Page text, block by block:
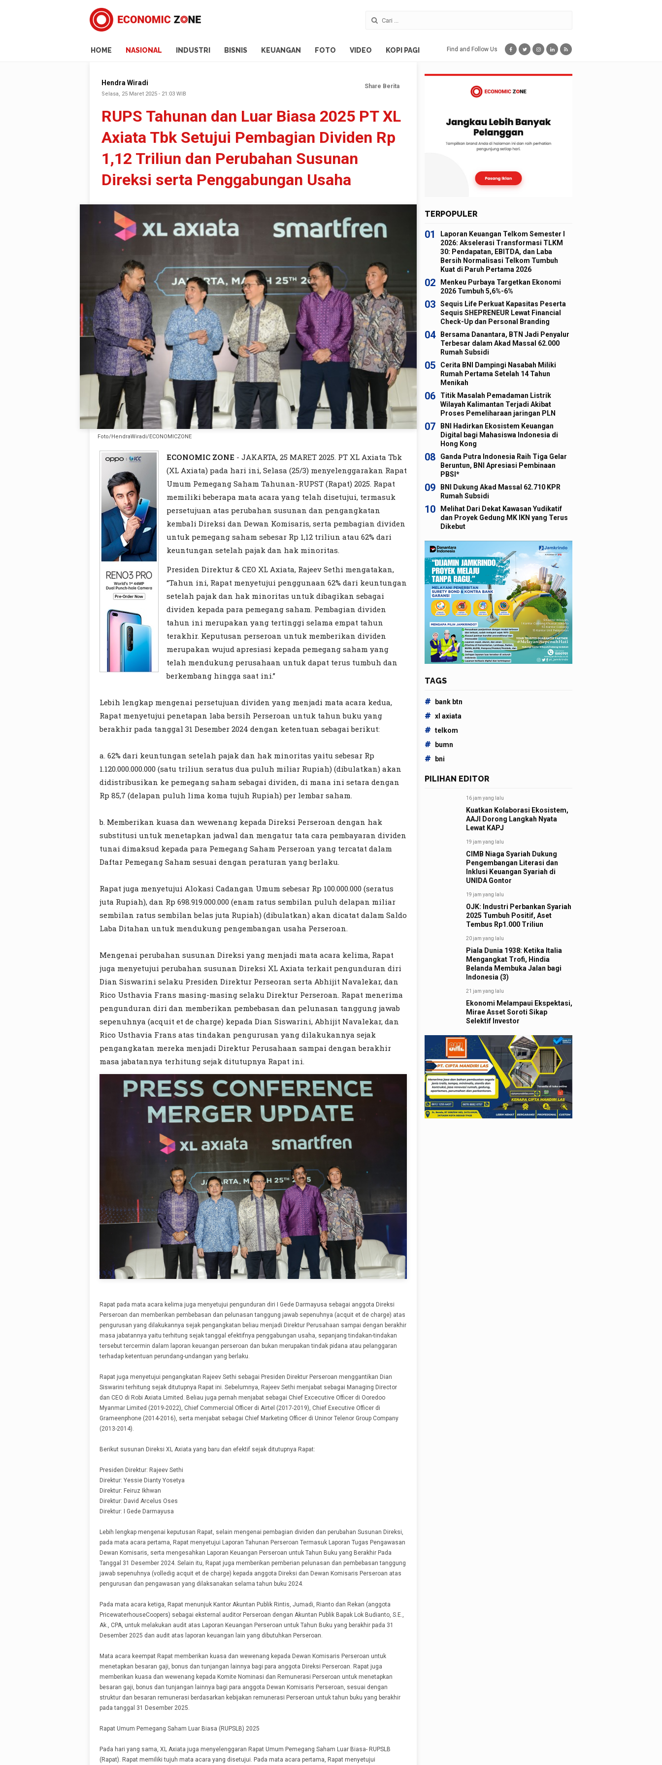
HOME NASIONAL INDUSTRI BISNIS KEUANGAN FOTO VIDEO KOPI PAGI Find and Follow Us
Hendra Wiradi
Selasa, 25 Maret 2025 - 21:03 WIB
Share Berita
RUPS Tahunan dan Luar Biasa 2025 PT XL
Axiata Tbk Setujui Pembagian Dividen Rp
1,12 Triliun dan Perubahan Susunan
Direksi serta Penggabungan Usaha
Foto/HendraWiradi/ECONOMICZONE
ECONOMIC ZONE - JAKARTA, 25 MARET 2025. PT XL Axiata Tbk
(XL Axiata) pada hari ini, Selasa (25/3) menyelenggarakan Rapat
Umum Pemegang Saham Tahunan-RUPST (Rapat) 2025. Rapat
memiliki beberapa mata acara yang telah disetujui, termasuk
persetujuan atas perubahan susunan dan pengangkatan
kembali Direksi dan Dewan Komisaris, serta pembagian dividen
untuk pemegang saham sebesar Rp 1,12 triliun atau 62% dari
keuntungan setelah pajak dan hak minoritas.
Presiden Direktur & CEO XL Axiata, Rajeev Sethi mengatakan,
“Tahun ini, Rapat menyetujui penggunaan 62% dari keuntungan
setelah pajak dan hak minoritas untuk dibagikan sebagai
dividen kepada para pemegang saham. Pembagian dividen
tahun ini merupakan yang tertinggi selama empat tahun
terakhir. Keputusan perseroan untuk memberikan dividen
merupakan wujud apresiasi kepada pemegang saham yang
telah mendukung perusahaan untuk dapat terus tumbuh dan
berkembang hingga saat ini.’’
Lebih lengkap mengenai persetujuan dividen yang menjadi mata acara kedua,
Rapat menyetujui penetapan laba bersih Perseroan untuk tahun buku yang
berakhir pada tanggal 31 Desember 2024 dengan ketentuan sebagai berikut:
a. 62% dari keuntungan setelah pajak dan hak minoritas yaitu sebesar Rp
1.120.000.000.000 (satu triliun seratus dua puluh miliar Rupiah) (dibulatkan) akan
didistribusikan ke pemegang saham sebagai dividen, di mana ini setara dengan
Rp 85,7 (delapan puluh lima koma tujuh Rupiah) per lembar saham.
b. Memberikan kuasa dan wewenang kepada Direksi Perseroan dengan hak
substitusi untuk menetapkan jadwal dan mengatur tata cara pembayaran dividen
tunai dimaksud kepada para Pemegang Saham Perseroan yang tercatat dalam
Daftar Pemegang Saham sesuai dengan peraturan yang berlaku.
Rapat juga menyetujui Alokasi Cadangan Umum sebesar Rp 100.000.000 (seratus
juta Rupiah), dan Rp 698.919.000.000 (enam ratus sembilan puluh delapan miliar
sembilan ratus sembilan belas juta Rupiah) (dibulatkan) akan dicatat dalam Saldo
Laba Ditahan untuk mendukung pengembangan usaha Perseroan.
Mengenai perubahan susunan Direksi yang menjadi mata acara kelima, Rapat
juga menyetujui perubahan susunan Direksi XL Axiata terkait pengunduran diri
Dian Siswarini selaku Presiden Direktur Perseoran serta Abhijit Navalekar, dan
Rico Usthavia Frans masing-masing selaku Direktur Perseroan. Rapat menerima
pengunduran diri dan memberikan pembebasan dan pelunasan tanggung jawab
sepenuhnya (acquit et de charge) kepada Dian Siswarini, Abhijit Navalekar, dan
Rico Usthavia Frans atas tindakan pengurusan yang dilakukannya sejak
pengangkatan mereka menjadi Direktur Perusahaan sampai dengan berakhir
masa jabatannya terhitung sejak ditutupnya Rapat ini.
Rapat pada mata acara kelima juga menyetujui pengunduran diri I Gede Darmayusa sebagai anggota Direksi
Perseroan dan memberikan pembebasan dan pelunasan tanggung jawab sepenuhnya (acquit et de charge) atas
pengurusan yang dilakukannya sejak pengangkatan beliau menjadi Direktur Perusahaan sampai dengan berakhir
masa jabatannya yaitu terhitung sejak tanggal efektifnya penggabungan usaha, sepanjang tindakan-tindakan
tersebut tercermin dalam laporan keuangan perseroan dan bukan merupakan tindak pidana atau pelanggaran
terhadap ketentuan perundang-undangan yang berlaku.
Rapat juga menyetujui pengangkatan Rajeev Sethi sebagai Presiden Direktur Perseroan menggantikan Dian
Siswarini terhitung sejak ditutupnya Rapat ini. Sebelumnya, Rajeev Sethi menjabat sebagai Managing Director
dan CEO di Robi Axiata Limited. Beliau juga pernah menjabat sebagai Chief Excecutive Officer di Ooredoo
Myanmar Limited (2019-2022), Chief Commercial Officer di Airtel (2017-2019), Chief Executive Officer di
Grameenphone (2014-2016), serta menjabat sebagai Chief Marketing Officer di Uninor Telenor Group Company
(2013-2014).
Berikut susunan Direksi XL Axiata yang baru dan efektif sejak ditutupnya Rapat:
Presiden Direktur​: Rajeev Sethi
Direktur​​: Yessie Dianty Yosetya
Direktur​​: Feiruz Ikhwan
Direktur​​: David Arcelus Oses
Direktur​​: I Gede Darmayusa
Lebih lengkap mengenai keputusan Rapat, selain mengenai pembagian dividen dan perubahan Susunan Direksi,
pada mata acara pertama, Rapat menyetujui Laporan Tahunan Perseroan Termasuk Laporan Tugas Pengawasan
Dewan Komisaris, serta mengesahkan Laporan Keuangan Perseroan untuk Tahun Buku yang Berakhir Pada
Tanggal 31 Desember 2024. Selain itu, Rapat juga memberikan pemberian pelunasan dan pembebasan tanggung
jawab sepenuhnya (volledig acquit et de charge) kepada anggota Direksi dan Dewan Komisaris Perseroan atas
pengurusan dan pengawasan yang dilaksanakan selama tahun buku 2024.
Pada mata acara ketiga, Rapat menunjuk Kantor Akuntan Publik Rintis, Jumadi, Rianto dan Rekan (anggota
PricewaterhouseCoopers) sebagai eksternal auditor Perseroan dengan Akuntan Publik Bapak Lok Budianto, S.E.,
Ak., CPA, untuk melakukan audit atas Laporan Keuangan Perseroan untuk Tahun Buku yang berakhir pada 31
Desember 2025 dan audit atas laporan keuangan lain yang dibutuhkan Perseroan.
Mata acara keempat Rapat memberikan kuasa dan wewenang kepada Dewan Komisaris Perseroan untuk
menetapkan besaran gaji, bonus dan tunjangan lainnya bagi para anggota Direksi Perseroan. Rapat juga
memberikan kuasa dan wewenang kepada Komite Nominasi dan Remunerasi Perseroan untuk menetapkan
besaran gaji, bonus dan tunjangan lainnya bagi para anggota Dewan Komisaris Perseroan, sesuai dengan
struktur dan besaran remunerasi berdasarkan kebijakan remunerasi Perseroan untuk tahun buku yang berakhir
pada tanggal 31 Desember 2025.
Rapat Umum Pemegang Saham Luar Biasa (RUPSLB) 2025
Pada hari yang sama, XL Axiata juga menyelenggaran Rapat Umum Pemegang Saham Luar Biasa- RUPSLB
(Rapat). Rapat memiliki tujuh mata acara yang disetujui. Pada mata acara pertama, Rapat menyetujui
TERPOPULER
01
Laporan Keuangan Telkom Semester I
2026: Akselerasi Transformasi TLKM
30: Pendapatan, EBITDA, dan Laba
Bersih Normalisasi Telkom Tumbuh
Kuat di Paruh Pertama 2026
02
Menkeu Purbaya Targetkan Ekonomi
2026 Tumbuh 5,6%-6%
03
Sequis Life Perkuat Kapasitas Peserta
Sequis SHEPRENEUR Lewat Financial
Check-Up dan Personal Branding
04
Bersama Danantara, BTN Jadi Penyalur
Terbesar dalam Akad Massal 62.000
Rumah Subsidi
05
Cerita BNI Dampingi Nasabah Miliki
Rumah Pertama Setelah 14 Tahun
Menikah
06
Titik Masalah Pemadaman Listrik
Wilayah Kalimantan Terjadi Akibat
Proses Pemeliharaan jaringan PLN
07
BNI Hadirkan Ekosistem Keuangan
Digital bagi Mahasiswa Indonesia di
Hong Kong
08
Ganda Putra Indonesia Raih Tiga Gelar
Beruntun, BNI Apresiasi Pembinaan
PBSI*
09
BNI Dukung Akad Massal 62.710 KPR
Rumah Subsidi
10
Melihat Dari Dekat Kawasan Yudikatif
dan Proyek Gedung MK IKN yang Terus
Dikebut
TAGS
# bank btn
# xl axiata
# telkom
# bumn
# bni
PILIHAN EDITOR
16 jam yang lalu
Kuatkan Kolaborasi Ekosistem,
AAJI Dorong Langkah Nyata
Lewat KAPJ
19 jam yang lalu
CIMB Niaga Syariah Dukung
Pengembangan Literasi dan
Inklusi Keuangan Syariah di
UNIDA Gontor
19 jam yang lalu
OJK: Industri Perbankan Syariah
2025 Tumbuh Positif, Aset
Tembus Rp1.000 Triliun
20 jam yang lalu
Piala Dunia 1938: Ketika Italia
Mengangkat Trofi, Hindia
Belanda Membuka Jalan bagi
Indonesia (3)
21 jam yang lalu
Ekonomi Melampaui Ekspektasi,
Mirae Asset Soroti Sikap
Selektif Investor